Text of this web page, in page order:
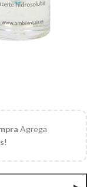
Agrega
!